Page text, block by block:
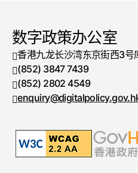
数字政策办公室
香港九龙长沙湾东京街西3号
电话号码
(852) 3847 7439
传真号码
(852) 2802 4549